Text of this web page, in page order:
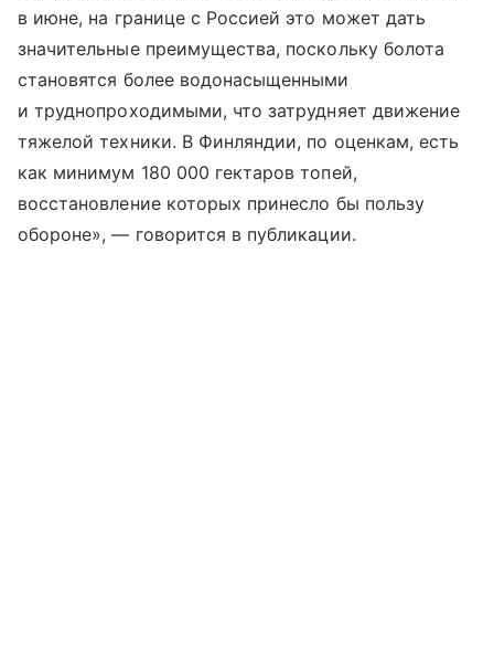
в июне, на границе с Россией это может дать
значительные преимущества, поскольку болота
становятся более водонасыщенными
и труднопроходимыми, что затрудняет движение
тяжелой техники. В Финляндии, по оценкам, есть
как минимум 180 000 гектаров топей,
восстановление которых принесло бы пользу
обороне», — говорится в публикации.